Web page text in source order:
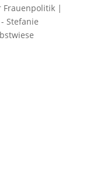
Frauenpolitik |
Stefanie